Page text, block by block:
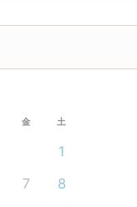
金 土
1
7
8